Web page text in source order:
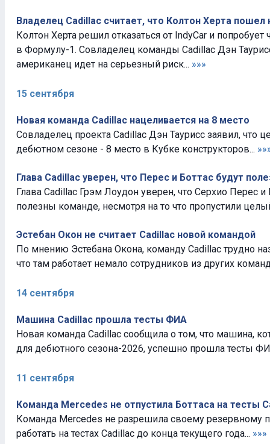
Владелец Cadillac считает, что Колтон Херта пошел
Колтон Херта решил отказаться от IndyCar и
в Формулу-1. Совладелец команды Cadillac Дэн
американец идет на серьезный риск... »»»
15 сентября
Новая команда Cadillac нацеливается на 8 место
Совладелец проекта Cadillac Дэн Таурисс заявил, что
дебютном сезоне - 8 место в Кубке конструкторов...
Глава Cadillac уверен, что Перес и Боттас будут
Глава Cadillac Грэм Лоудон уверен, что Серхио Перес и
полезны команде, несмотря на то что пропустили
Эстебан Окон не считает Cadillac новой командой
По мнению Эстебана Окона, команду Cadillac трудно
что там работает немало сотрудников из других
14 сентября
Машина Cadillac прошла тесты ФИА
Новая команда Cadillac сообщила о том, что машина,
для дебютного сезона-2026, успешно прошла тесты
11 сентября
Команда Mercedes не отпустила Боттаса на тесты
Команда Mercedes не разрешила своему резервному
работать на тестах Cadillac до конца текущего года... »»»